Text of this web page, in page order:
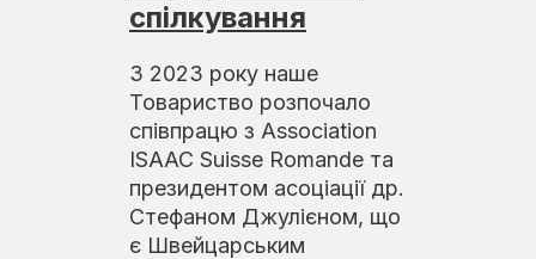
спілкування
З 2023 року наше
Товариство розпочало
співпрацю з Association
ISAAC Suisse Romande та
президентом асоціації др.
Стефаном Джулієном, що
є Швейцарським